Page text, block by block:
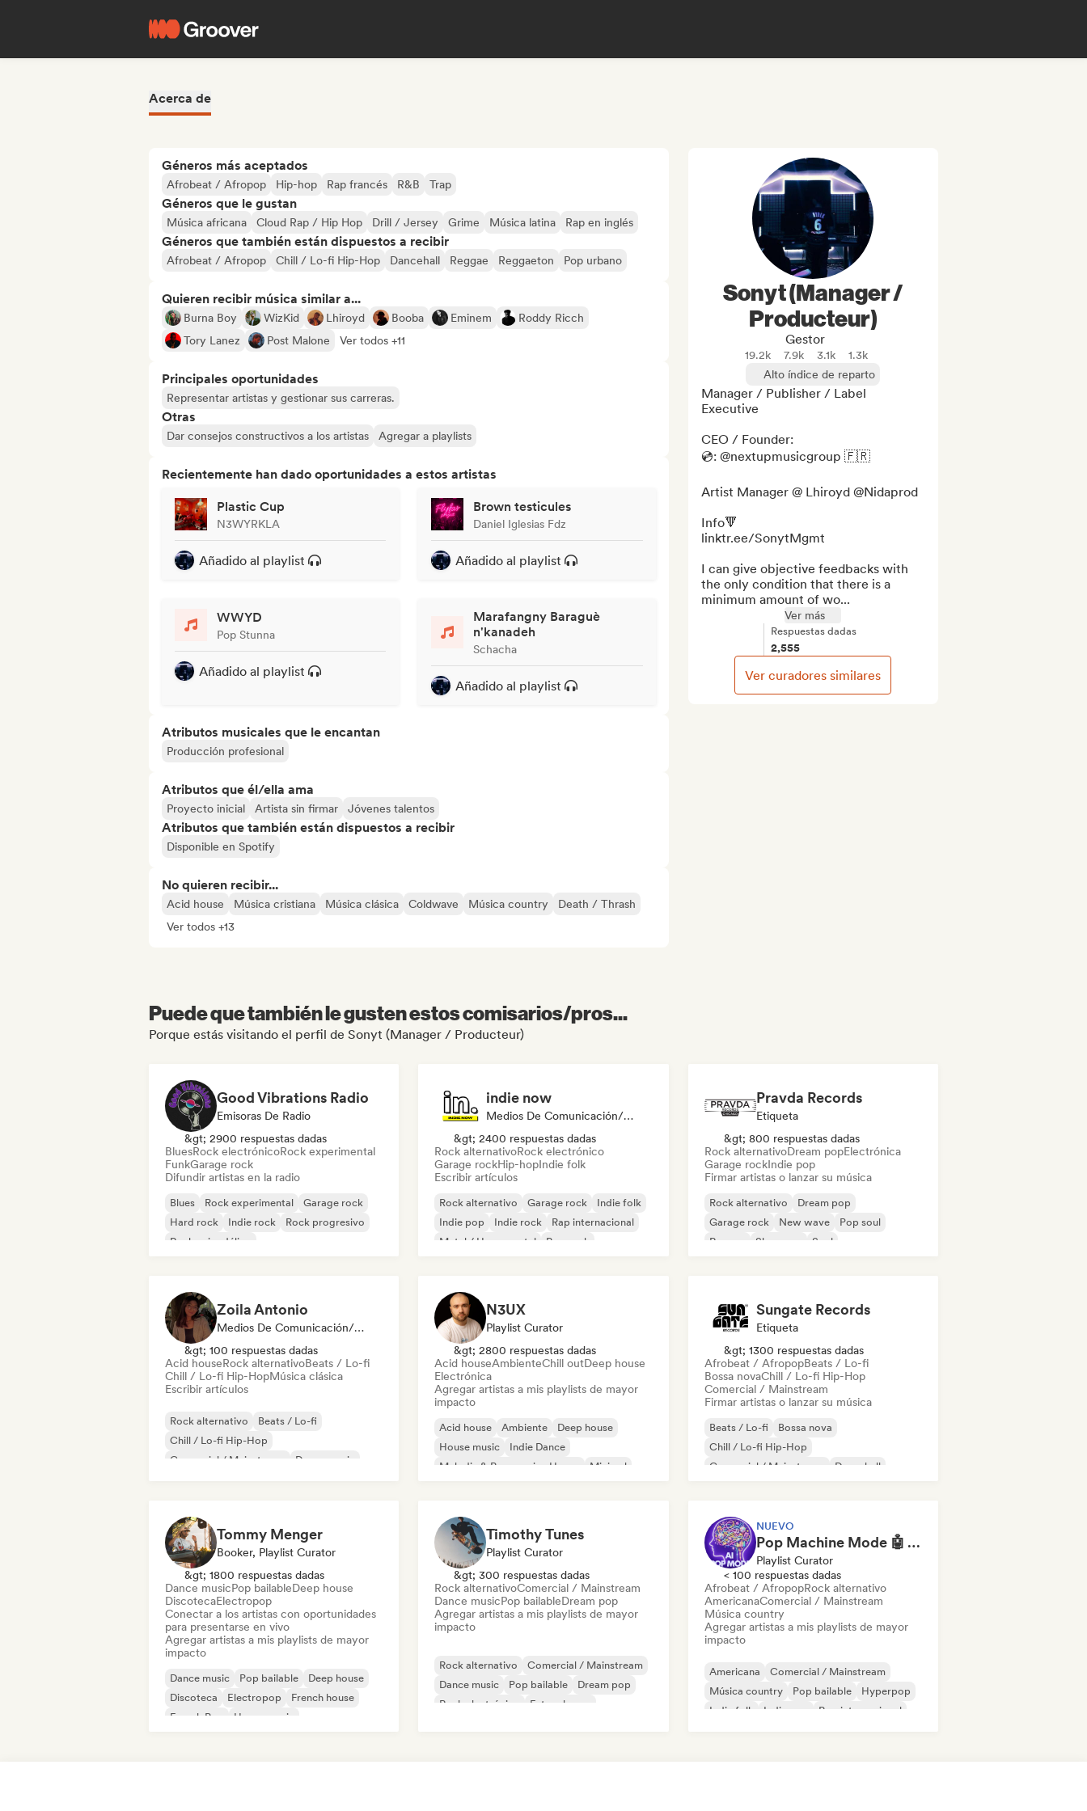
Acerca de
Géneros más aceptados
Afrobeat / Afropop Hip-hop Rap francés R&B Trap
Géneros que le gustan
Música africana Cloud Rap / Hip Hop Drill / Jersey Grime Música latina Rap en inglés
Géneros que también están dispuestos a recibir
Afrobeat / Afropop Chill / Lo-fi Hip-Hop Dancehall Reggae Reggaeton Pop urbano
Quieren recibir música similar a...
Burna Boy WizKid Lhiroyd Booba Eminem
Roddy Ricch
Tory Lanez
Post Malone Ver todos +11
Principales oportunidades
Representar artistas y gestionar sus carreras.
Otras
Dar consejos constructivos a los artistas Agregar a playlists
Recientemente han dado oportunidades a estos artistas
Plastic Cup
N3WYRKLA
Añadido al playlist
Brown testicules
Daniel Iglesias Fdz
Añadido al playlist
WWYD
Pop Stunna
Añadido al playlist
Marafangny Baraguè
n'kanadeh
Schacha
Añadido al playlist
Atributos musicales que le encantan
Producción profesional
Atributos que él/ella ama
Proyecto inicial Artista sin firmar Jóvenes talentos
Atributos que también están dispuestos a recibir
Disponible en Spotify
No quieren recibir...
Acid house Música cristiana Música clásica Coldwave Música country
Death / Thrash
Ver todos +13
Sonyt (Manager /
Producteur)
Gestor
19.2k 7.9k 3.1k
1.3k
Alto índice de reparto
Manager / Publisher / Label
Executive
CEO / Founder:
💿: @nextupmusicgroup 🇫🇷
Artist Manager @ Lhiroyd @Nidaprod
Info🔻
linktr.ee/SonytMgmt
I can give objective feedbacks with
the only condition that there is a
minimum amount of wo...
Ver más
Respuestas dadas
2,555
Ver curadores similares
Puede que también le gusten estos comisarios/pros...
Porque estás visitando el perfil de Sonyt (Manager / Producteur)
Good Vibrations Radio
Emisoras De Radio
&gt; 2900 respuestas dadas
BluesRock electrónicoRock experimental
FunkGarage rock
Difundir artistas en la radio
Blues Rock experimental
Garage rock
Hard rock
Indie rock
Rock progresivo
Rock psicodélico
indie now
Medios De Comunicación/Periodista
&gt; 2400 respuestas dadas
Rock alternativoRock electrónico
Garage rockHip-hopIndie folk
Escribir artículos
Rock alternativo Garage rock
Indie folk
Indie pop
Indie rock
Rap internacional
Metal / Heavy metal
Pop rock
Pravda Records
Etiqueta
&gt; 800 respuestas dadas
Rock alternativoDream popElectrónica
Garage rockIndie pop
Firmar artistas o lanzar su música
Rock alternativo
Dream pop
Garage rock
New wave
Pop soul
Reggae
Shoegaze Soul
Zoila Antonio
Medios De Comunicación/Periodista
&gt; 100 respuestas dadas
Acid houseRock alternativoBeats / Lo-fi
Chill / Lo-fi Hip-HopMúsica clásica
Escribir artículos
Rock alternativo
Beats / Lo-fi
Chill / Lo-fi Hip-Hop
Comercial / Mainstream
Dance music
N3UX
Playlist Curator
&gt; 2800 respuestas dadas
Acid houseAmbienteChill outDeep house
Electrónica
Agregar artistas a mis playlists de mayor
impacto
Acid house Ambiente
Deep house
House music
Indie Dance
Melodic & Progressive House
Minimal
Sungate Records
Etiqueta
&gt; 1300 respuestas dadas
Afrobeat / AfropopBeats / Lo-fi
Bossa novaChill / Lo-fi Hip-Hop
Comercial / Mainstream
Firmar artistas o lanzar su música
Beats / Lo-fi
Bossa nova
Chill / Lo-fi Hip-Hop
Comercial / Mainstream
Dancehall
Tommy Menger
Booker, Playlist Curator
&gt; 1800 respuestas dadas
Dance musicPop bailableDeep house
DiscotecaElectropop
Conectar a los artistas con oportunidades
para presentarse en vivo
Agregar artistas a mis playlists de mayor
impacto
Dance music Pop bailable
Deep house
Discoteca
Electropop
French house
French Pop
House music
Timothy Tunes
Playlist Curator
&gt; 300 respuestas dadas
Rock alternativoComercial / Mainstream
Dance musicPop bailableDream pop
Agregar artistas a mis playlists de mayor
impacto
Rock alternativo
Comercial / Mainstream
Dance music
Pop bailable
Dream pop
Rock electrónico
Future house
NUEVO
Pop Machine Mode 🤖 AI Music, Indie Pop & Dream Pop
Playlist Curator
< 100 respuestas dadas
Afrobeat / AfropopRock alternativo
AmericanaComercial / Mainstream
Música country
Agregar artistas a mis playlists de mayor
impacto
Americana
Comercial / Mainstream
Música country
Pop bailable
Hyperpop
Indie folk
Indie pop Pop internacional